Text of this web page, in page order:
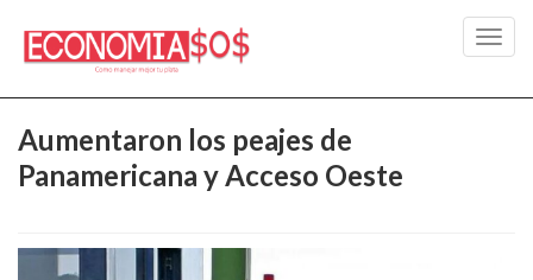
Aumentaron los peajes de
Panamericana y Acceso Oeste